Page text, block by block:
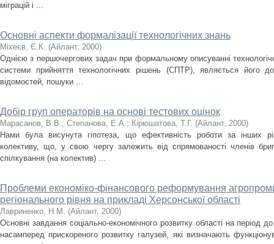
міграцій i ...
Основні аспекти формалізації технологічних знань
Міхеєв, Є.К. (Айлант, 2000)
Однією з першочергових задач при формальному описуванні
системи прийняття технологічних рішень (СПТР), являється його
відомостей, пошуки ...
Добір груп операторів на основі тестових оцінок
Марасанов, В.В.; Степанова, Е.А.; Кірюшатова, Т.Г. (Айлант, 2000)
Нами була висунута гіпотеза, що ефективність роботи за інших
колективу, що, у свою чергу залежить від спрямованості членів
спілкування (на колектив) ...
Проблеми економіко-фінансового реформування
регіонального рівня на прикладі Херсонської області
Лавриненко, Н.М. (Айлант, 2000)
Основні завдання соціально-економічного розвитку області на період
насамперед прискореного розвитку галузей, які визначають